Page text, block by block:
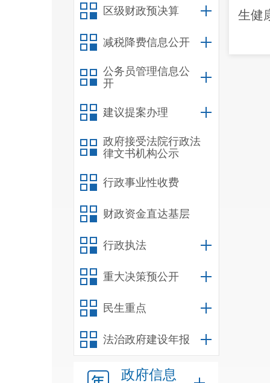
区级财政预决算
减税降费信息公开
公务员管理信息公
开
建议提案办理
政府接受法院行政法
律文书机构公示
行政事业性收费
财政资金直达基层
行政执法
重大决策预公开
民生重点
法治政府建设年报
政府信息
生健